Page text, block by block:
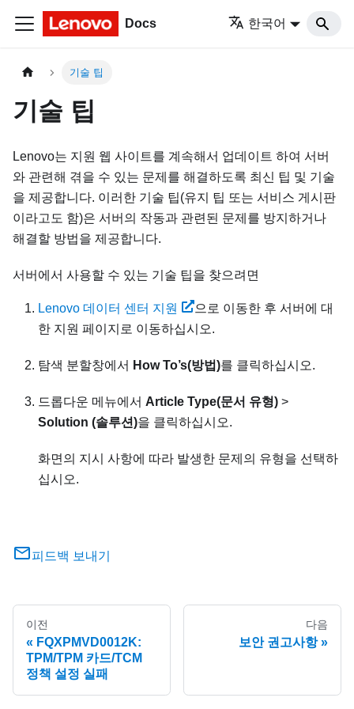
Docs 한국어
기술 팁
기술 팁
Lenovo는 지원 웹 사이트를 계속해서 업데이트 하여 서버
와 관련해 겪을 수 있는 문제를 해결하도록 최신 팁 및 기술
을 제공합니다. 이러한 기술 팁(유지 팁 또는 서비스 게시판
이라고도 함)은 서버의 작동과 관련된 문제를 방지하거나
해결할 방법을 제공합니다.
서버에서 사용할 수 있는 기술 팁을 찾으려면
Lenovo 데이터 센터 지원
으로 이동한 후 서버에 대
한 지원 페이지로 이동하십시오.
탐색 분할창에서 How To’s(방법)를 클릭하십시오.
드롭다운 메뉴에서 Article Type(문서 유형) >
Solution (솔루션)을 클릭하십시오.
화면의 지시 사항에 따라 발생한 문제의 유형을 선택하
십시오.
피드백 보내기
이전
FQXPMVD0012K:
TPM/TPM 카드/TCM
정책 설정 실패
다음
보안 권고사항